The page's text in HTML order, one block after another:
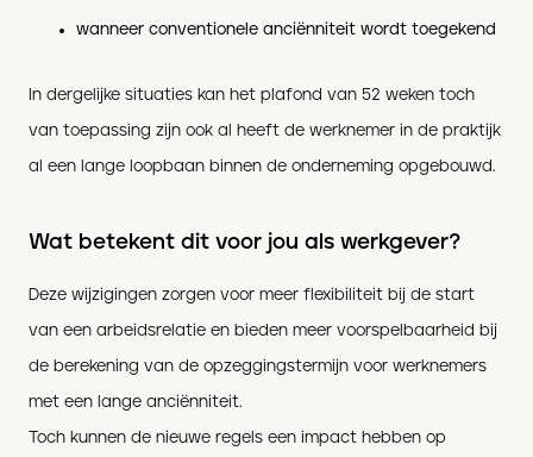
wanneer conventionele anciënniteit wordt toegekend
In dergelijke situaties kan het plafond van 52 weken toch
van toepassing zijn ook al heeft de werknemer in de praktijk
al een lange loopbaan binnen de onderneming opgebouwd.
Wat betekent dit voor jou als werkgever?
Deze wijzigingen zorgen voor meer flexibiliteit bij de start
van een arbeidsrelatie en bieden meer voorspelbaarheid bij
de berekening van de opzeggingstermijn voor werknemers
met een lange anciënniteit.
Toch kunnen de nieuwe regels een impact hebben op